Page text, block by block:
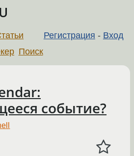
Регистрация - Вход
Поиск
событие?